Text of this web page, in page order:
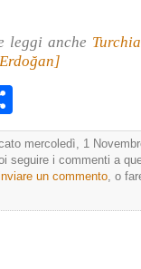
leggi anche
mercoledì, 1
seguire i commenti a
un commento , o